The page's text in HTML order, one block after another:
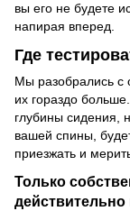
вы его не будете
напирая вперед.
Где
Мы разобрались с
их гораздо
глубины сидения,
вашей спины,
приезжать и
Только